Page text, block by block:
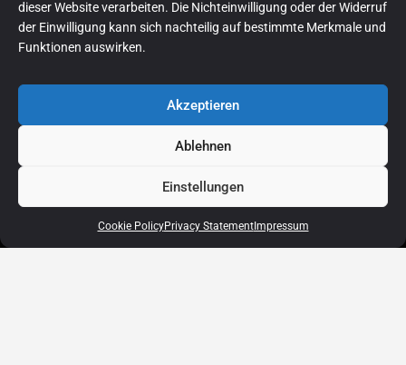
dieser Website verarbeiten. Die Nichteinwilligung oder der Widerruf
der Einwilligung kann sich nachteilig auf bestimmte Merkmale und
Funktionen auswirken.
Akzeptieren
Ablehnen
Einstellungen
Cookie PolicyPrivacy StatementImpressum